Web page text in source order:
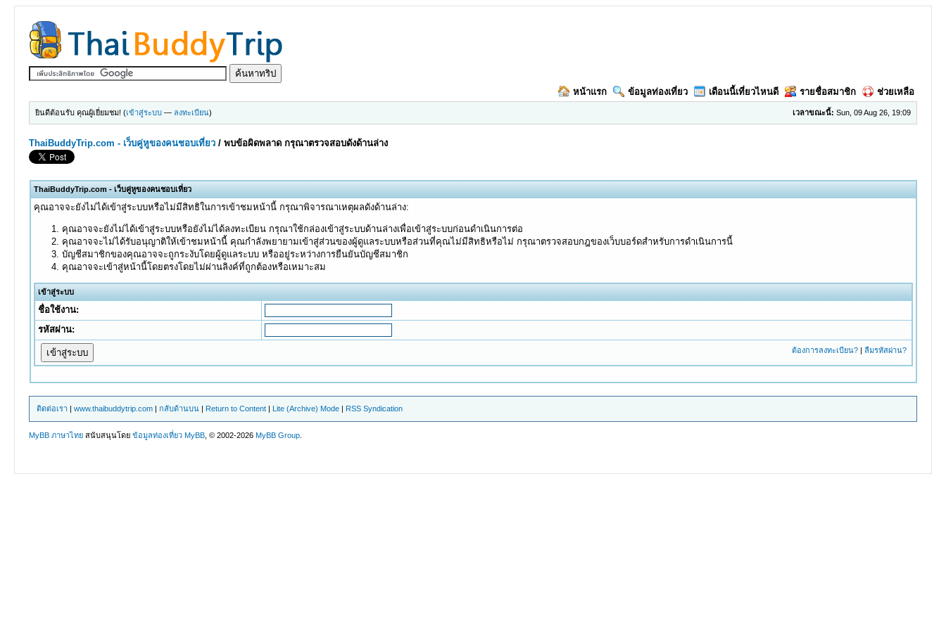
หน้าแรก ข้อมูลท่องเที่ยว เดือนนี้เที่ยวไหนดี รายชื่อสมาชิก ช่วยเหลือ
เวลาขณะนี้: Sun, 09 Aug 26, 19:09
ยินดีต้อนรับ คุณผู้เยี่ยมชม! (เข้าสู่ระบบ — ลงทะเบียน)
ThaiBuddyTrip.com - เว็บคู่หูของคนชอบเที่ยว /พบข้อผิดพลาด กรุณาตรวจสอบดังด้านล่าง
ThaiBuddyTrip.com - เว็บคู่หูของคนชอบเที่ยว
คุณอาจจะยังไม่ได้เข้าสู่ระบบหรือไม่มีสิทธิในการเข้าชมหน้านี้ กรุณาพิจารณาเหตุผลดังด้านล่าง:
คุณอาจจะยังไม่ได้เข้าสู่ระบบหรือยังไม่ได้ลงทะเบียน กรุณาใช้กล่องเข้าสู่ระบบด้านล่างเพื่อเข้าสู่ระบบก่อนดำเนินการต่อ
คุณอาจจะไม่ได้รับอนุญาติให้เข้าชมหน้านี้ คุณกำลังพยายามเข้าสู่ส่วนของผู้ดูแลระบบหรือส่วนที่คุณไม่มีสิทธิหรือไม่ กรุณาตรวจสอบกฎของเว็บบอร์ดสำหรับการดำเนินการนี้
บัญชีสมาชิกของคุณอาจจะถูกระงับโดยผู้ดูแลระบบ หรืออยู่ระหว่างการยืนยันบัญชีสมาชิก
คุณอาจจะเข้าสู่หน้านี้โดยตรงโดยไม่ผ่านลิงค์ที่ถูกต้องหรือเหมาะสม
เข้าสู่ระบบ
ชื่อใช้งาน:
รหัสผ่าน:
ต้องการลงทะเบียน?| ลืมรหัสผ่าน?
ติดต่อเรา |www.thaibuddytrip.com |กลับด้านบน | Return to Content | Lite (Archive) Mode | RSS Syndication
MyBB ภาษาไทย สนับสนุนโดยข้อมูลท่องเที่ยว MyBB , © 2002-2026MyBB Group